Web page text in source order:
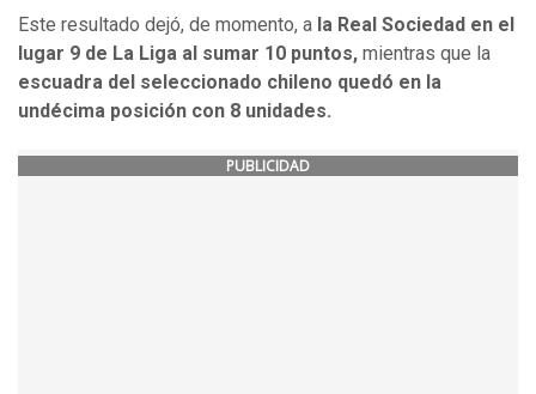
Este resultado dejó, de momento, a la Real Sociedad en el
lugar 9 de La Liga al sumar 10 puntos, mientras que la
escuadra del seleccionado chileno quedó en la
undécima posición con 8 unidades.
PUBLICIDAD